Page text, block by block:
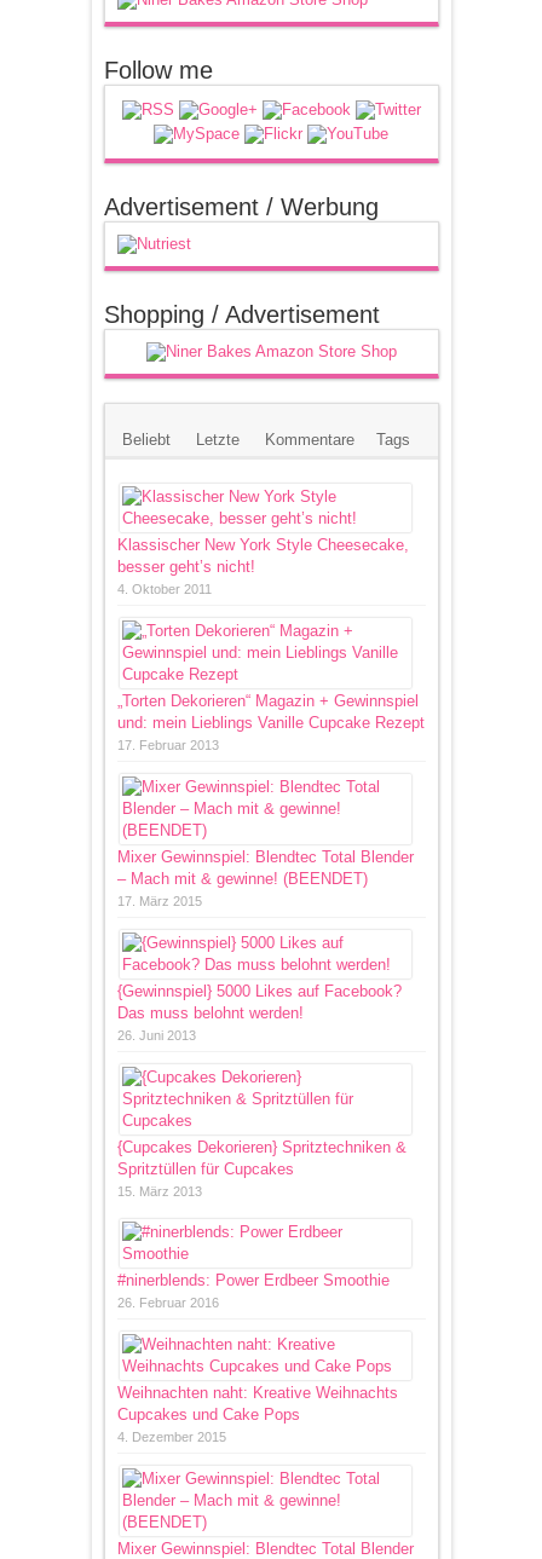
Follow me
Advertisement / Werbung
Shopping / Advertisement
Beliebt Letzte Kommentare Tags
Klassischer New York Style Cheesecake,
besser geht’s nicht!
4. Oktober 2011
„Torten Dekorieren“ Magazin + Gewinnspiel
und: mein Lieblings Vanille Cupcake Rezept
17. Februar 2013
Mixer Gewinnspiel: Blendtec Total Blender
– Mach mit & gewinne! (BEENDET)
17. März 2015
{Gewinnspiel} 5000 Likes auf Facebook?
Das muss belohnt werden!
26. Juni 2013
{Cupcakes Dekorieren} Spritztechniken &
Spritztüllen für Cupcakes
15. März 2013
#ninerblends: Power Erdbeer Smoothie
26. Februar 2016
Weihnachten naht: Kreative Weihnachts
Cupcakes und Cake Pops
4. Dezember 2015
Mixer Gewinnspiel: Blendtec Total Blender